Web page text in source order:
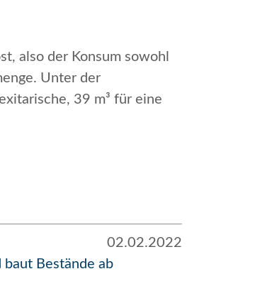
also der Konsum sowohl
Unter der
39 m³ für eine
02.02.2022
Bestände ab